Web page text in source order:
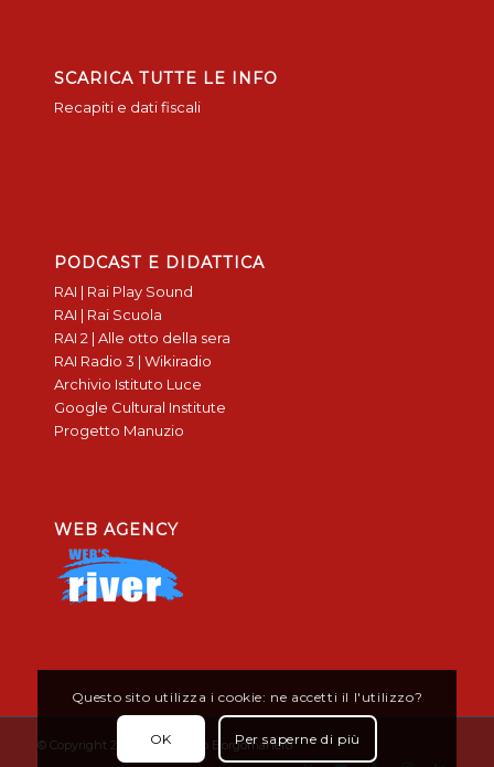
SCARICA TUTTE LE INFO
Recapiti e dati fiscali
PODCAST E DIDATTICA
RAI | Rai Play Sound
RAI | Rai Scuola
RAI 2 | Alle otto della sera
RAI Radio 3 | Wikiradio
Archivio Istituto Luce
Google Cultural Institute
Progetto Manuzio
WEB AGENCY
© Copyright 2019 - Don Bosco Borgomanero
Questo sito utilizza i cookie: ne accetti il l'utilizzo?
OK Per saperne di più